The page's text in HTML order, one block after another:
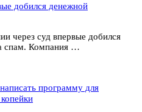
добился денежной
через суд впервые добился
спам. Компания …
программу для